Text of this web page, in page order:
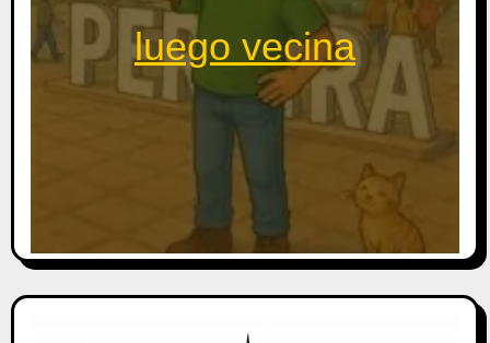
luego vecina